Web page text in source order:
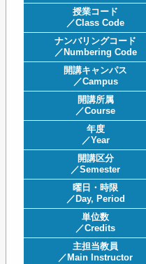
授業コード
／Class Code
ナンバリングコード
／Numbering Code
開講キャンパス
／Campus
開講所属
／Course
年度
／Year
開講区分
／Semester
曜日・時限
／Day, Period
単位数
／Credits
主担当教員
／Main Instructor